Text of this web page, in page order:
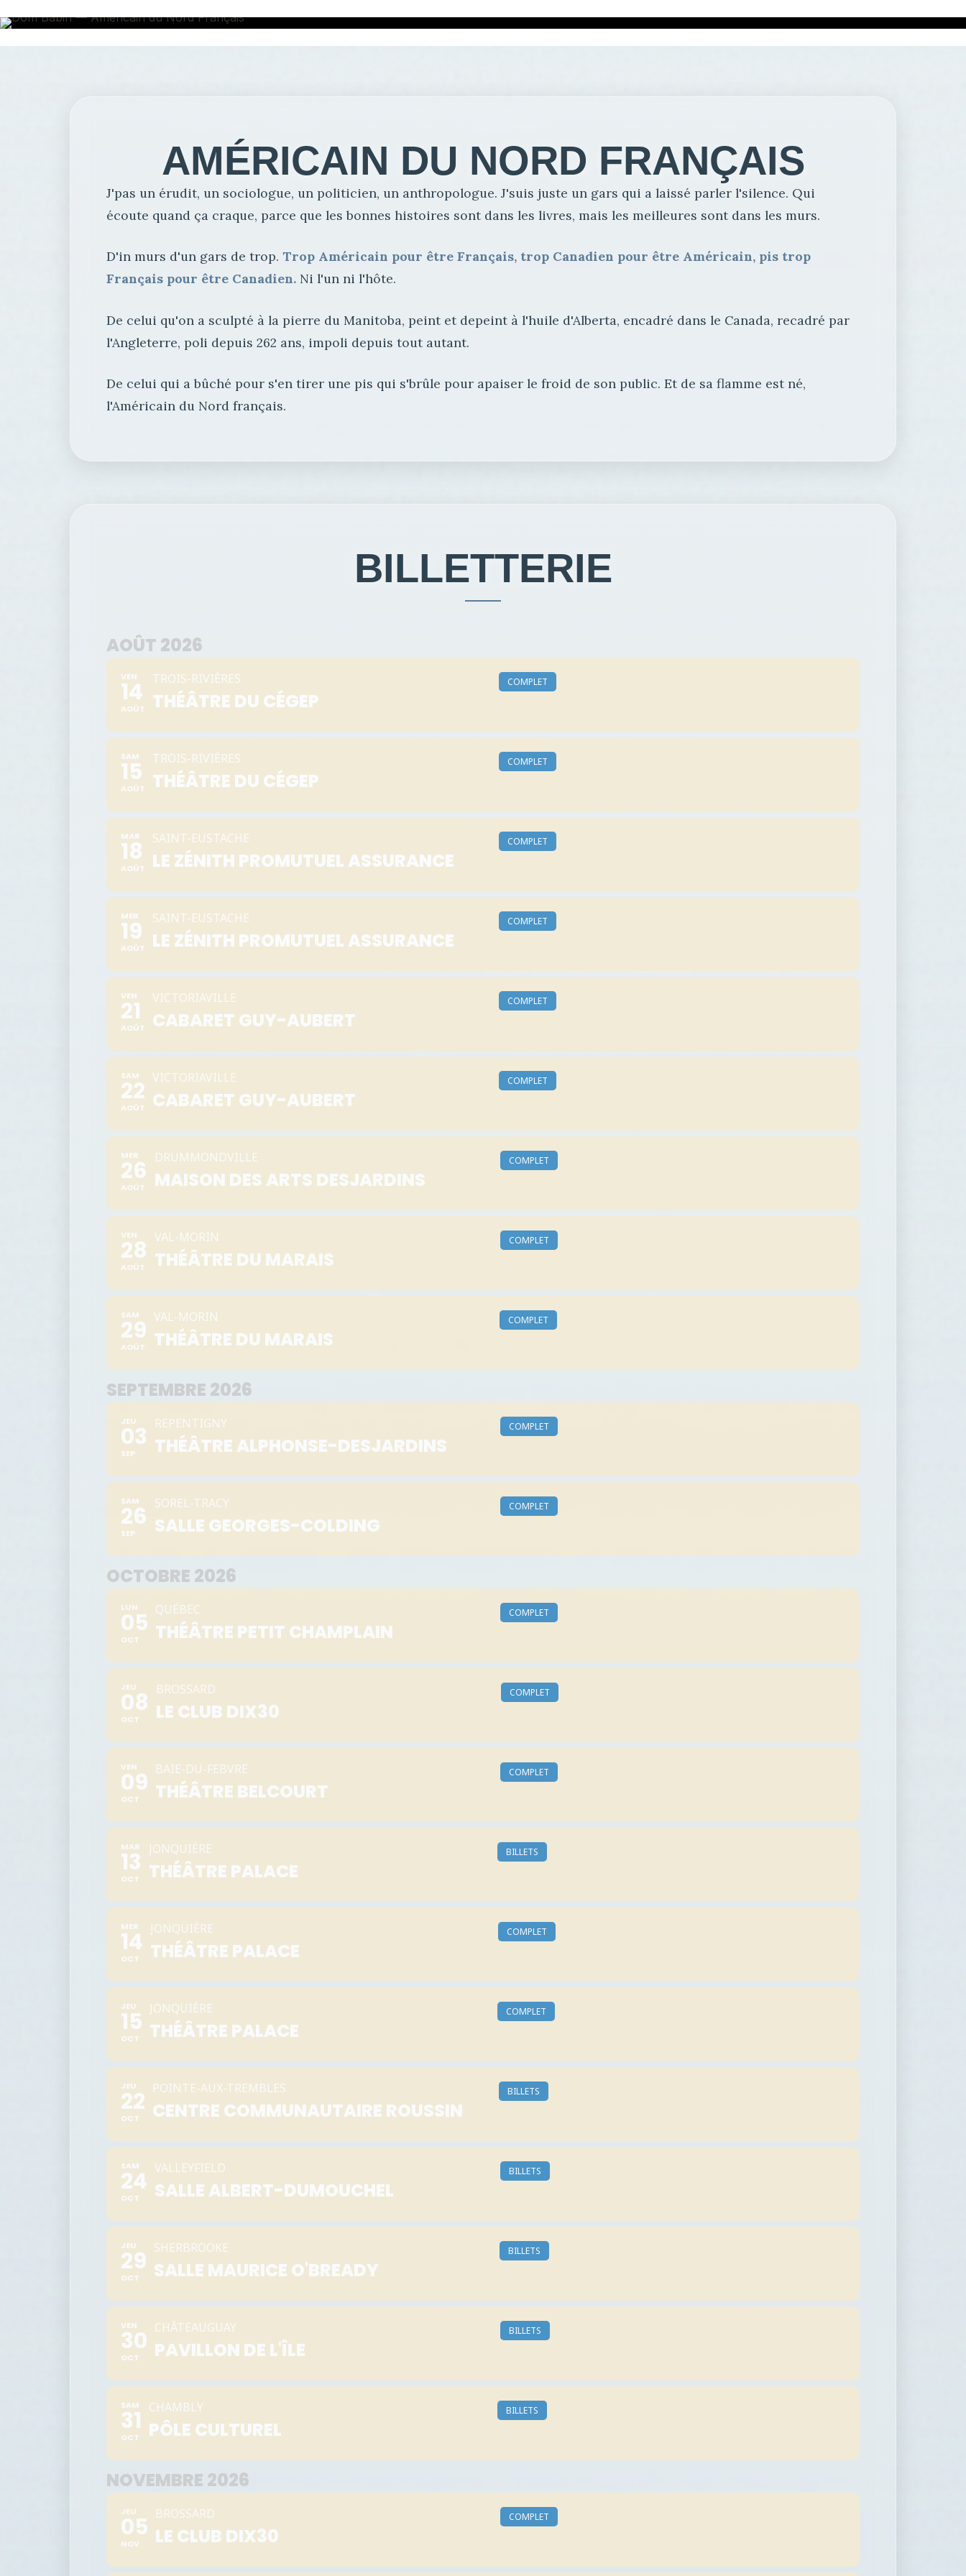
AMÉRICAIN DU NORD FRANÇAIS
J'pas un érudit, un sociologue, un politicien, un anthropologue. J'suis juste un gars qui a laissé parler l'silence. Qui
écoute quand ça craque, parce que les bonnes histoires sont dans les livres, mais les meilleures sont dans les murs.
D'in murs d'un gars de trop. Trop Américain pour être Français, trop Canadien pour être Américain, pis trop
Français pour être Canadien. Ni l'un ni l'hôte.
De celui qu'on a sculpté à la pierre du Manitoba, peint et depeint à l'huile d'Alberta, encadré dans le Canada, recadré par
l'Angleterre, poli depuis 262 ans, impoli depuis tout autant.
De celui qui a bûché pour s'en tirer une pis qui s'brûle pour apaiser le froid de son public. Et de sa flamme est né,
l'Américain du Nord français.
BILLETTERIE
AOÛT 2026
VEN
14
AOÛT
TROIS-RIVIÈRES
THÉÂTRE DU CÉGEP
COMPLET
SAM
15
AOÛT
TROIS-RIVIÈRES
THÉÂTRE DU CÉGEP
COMPLET
MAR
18
AOÛT
SAINT-EUSTACHE
LE ZÉNITH PROMUTUEL ASSURANCE
COMPLET
MER
19
AOÛT
SAINT-EUSTACHE
LE ZÉNITH PROMUTUEL ASSURANCE
COMPLET
VEN
21
AOÛT
VICTORIAVILLE
CABARET GUY-AUBERT
COMPLET
SAM
22
AOÛT
VICTORIAVILLE
CABARET GUY-AUBERT
COMPLET
MER
26
AOÛT
DRUMMONDVILLE
MAISON DES ARTS DESJARDINS
COMPLET
VEN
28
AOÛT
VAL-MORIN
THÉÂTRE DU MARAIS
COMPLET
SAM
29
AOÛT
VAL-MORIN
THÉÂTRE DU MARAIS
COMPLET
SEPTEMBRE 2026
JEU
03
SEP
REPENTIGNY
THÉÂTRE ALPHONSE-DESJARDINS
COMPLET
SAM
26
SEP
SOREL-TRACY
SALLE GEORGES-COLDING
COMPLET
OCTOBRE 2026
LUN
05
OCT
QUÉBEC
THÉÂTRE PETIT CHAMPLAIN
COMPLET
JEU
08
OCT
BROSSARD
LE CLUB DIX30
COMPLET
VEN
09
OCT
BAIE-DU-FEBVRE
THÉÂTRE BELCOURT
COMPLET
MAR
13
OCT
JONQUIÈRE
THÉÂTRE PALACE
BILLETS
MER
14
OCT
JONQUIÈRE
THÉÂTRE PALACE
COMPLET
JEU
15
OCT
JONQUIÈRE
THÉÂTRE PALACE
COMPLET
JEU
22
OCT
POINTE-AUX-TREMBLES
CENTRE COMMUNAUTAIRE ROUSSIN
BILLETS
SAM
24
OCT
VALLEYFIELD
SALLE ALBERT-DUMOUCHEL
BILLETS
JEU
29
OCT
SHERBROOKE
SALLE MAURICE O'BREADY
BILLETS
VEN
30
OCT
CHÂTEAUGUAY
PAVILLON DE L'ÎLE
BILLETS
SAM
31
OCT
CHAMBLY
PÔLE CULTUREL
BILLETS
NOVEMBRE 2026
JEU
05
NOV
BROSSARD
LE CLUB DIX30
COMPLET